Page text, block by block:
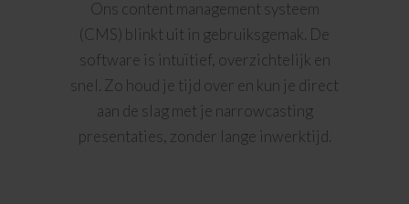
Ons content management systeem
(CMS) blinkt uit in gebruiksgemak. De
software is intuïtief, overzichtelijk en
snel. Zo houd je tijd over en kun je direct
aan de slag met je narrowcasting
presentaties, zonder lange inwerktijd.